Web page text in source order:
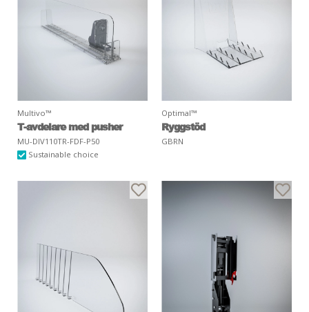
Multivo™
T-avdelare med pusher
MU-DIV110TR-FDF-P50
Sustainable choice
Optimal™
Ryggstöd
GBRN